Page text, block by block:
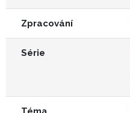
Zpracování
Série